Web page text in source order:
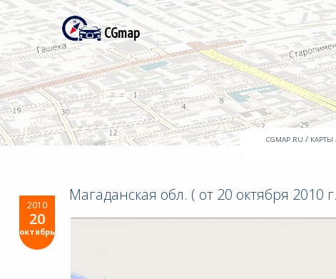
CGmap
CGMAP.RU / КАРТЫ
2010
20
октябрь
Магаданская обл. ( от 20 октября 2010